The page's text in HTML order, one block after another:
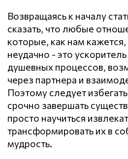
Возвращаясь к началу
сказать, что любые
которые, как нам
неудачно - это
душевных процессов,
через партнера и
Поэтому следует
срочно завершать
просто научиться
трансформировать их в
мудрость.